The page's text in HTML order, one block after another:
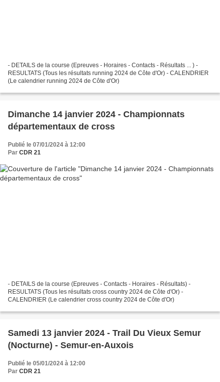
- DETAILS de la course (Epreuves - Horaires - Contacts - Résultats ... ) -
RESULTATS (Tous les résultats running 2024 de Côte d'Or) - CALENDRIER
(Le calendrier running 2024 de Côte d'Or)
Dimanche 14 janvier 2024 - Championnats
départementaux de cross
Publié le 07/01/2024 à 12:00
Par CDR 21
- DETAILS de la course (Epreuves - Contacts - Horaires - Résultats) -
RESULTATS (Tous les résultats cross country 2024 de Côte d'Or) -
CALENDRIER (Le calendrier cross country 2024 de Côte d'Or)
Samedi 13 janvier 2024 - Trail Du Vieux Semur
(Nocturne) - Semur-en-Auxois
Publié le 05/01/2024 à 12:00
Par CDR 21